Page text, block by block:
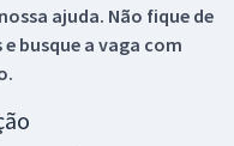
ajuda. Não fique de
busque a vaga com